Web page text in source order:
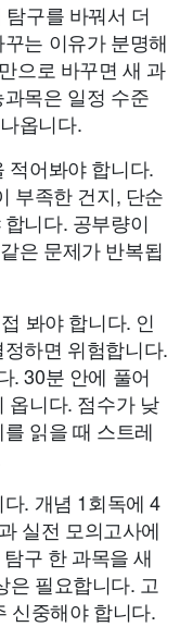
구를 바꿔서 더
는 이유가 분명해
으로 바꾸면 새 과
목은 일정 수준
옵니다.
적어봐야 합니다.
부족한 건지, 단순
니다. 공부량이
은 문제가 반복됩
봐야 합니다. 인
하면 위험합니다.
. 30분 안에 풀어
옵니다. 점수가 낮
읽을 때 스트레
. 개념 1회독에 4
실전 모의고사에
구 한 과목을 새
은 필요합니다. 고
신중해야 합니다.